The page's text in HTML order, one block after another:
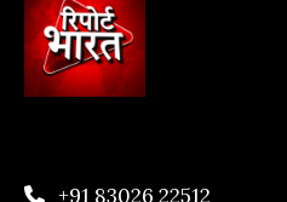
+91 83026 22512